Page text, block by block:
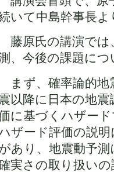
いて中島幹事長
藤原氏の講演では
、今後の課題に
まず、確率論的地
震以降に日本の地
に基づくハザー
ザード評価の説
あり、地震動予
実さの取り扱い